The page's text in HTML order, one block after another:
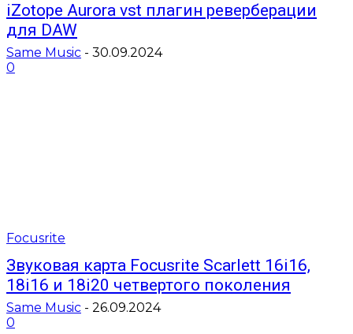
iZotope Aurora vst плагин реверберации
для DAW
Same Music - 30.09.2024
0
Focusrite
Звуковая карта Focusrite Scarlett 16i16,
18i16 и 18i20 четвертого поколения
Same Music - 26.09.2024
0